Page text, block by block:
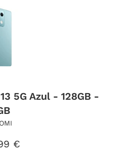
5G Azul - 128GB -
€